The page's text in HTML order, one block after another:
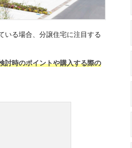
いる場合、分譲住宅に注目する
討時のポイントや購入する際の